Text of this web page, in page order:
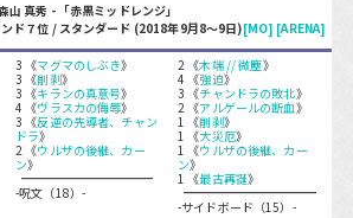
山 真秀 - 「赤黒ミッドレンジ」
ド７位 / スタンダード (2018年9月8〜9日)[MO] [ARENA]
3 《マグマのしぶき》
3 《削剥》
3 《キランの真意号》
4 《ヴラスカの侮辱》
3 《反逆の先導者、チャン
ドラ》
2 《ウルザの後継、カー
ン》
-呪文（18）-
2 《木端 // 微塵》
4 《強迫》
3 《チャンドラの敗北》
2 《アルゲールの断血》
1 《削剥》
1 《大災厄》
1 《ウルザの後継、カー
ン》
1 《最古再誕》
-サイドボード（15）-